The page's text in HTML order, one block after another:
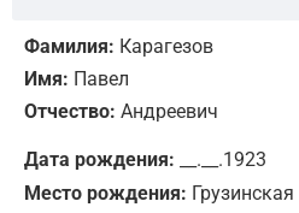
Фамилия: Карагезов
Имя: Павел
Отчество: Андреевич
Дата рождения: __.__.1923
Место рождения: